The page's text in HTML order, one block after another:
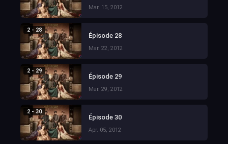
Mar. 15, 2012
2 - 28
Épisode 28
Mar. 22, 2012
2 - 29
Épisode 29
Mar. 29, 2012
2 - 30
Épisode 30
Apr. 05, 2012